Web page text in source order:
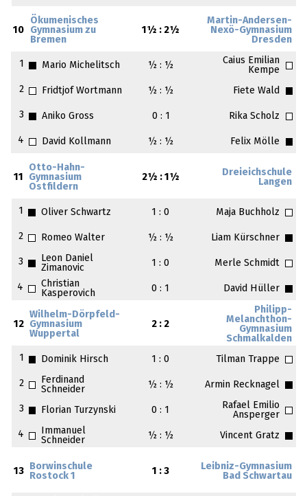
10
Ökumenisches
Gymnasium zu
Bremen
1½ : 2½
Martin-Andersen-
Nexö-Gymnasium
Dresden
1 Mario Michelitsch ½ : ½
Caius Emilian
Kempe
2
Fridtjof Wortmann ½ : ½ Fiete Wald
3 Aniko Gross 0 : 1 Rika Scholz
4 David Kollmann ½ : ½ Felix Mölle
11
Otto-Hahn-
Gymnasium
Ostfildern
2½ : 1½
Dreieichschule
Langen
1 Oliver Schwartz 1 : 0 Maja Buchholz
2 Romeo Walter ½ : ½ Liam Kürschner
3
Leon Daniel
Zimanovic
1 : 0 Merle Schmidt
4
Christian
Kasperovich
0 : 1 David Hüller
12
Wilhelm-Dörpfeld-
Gymnasium
Wuppertal
2 : 2
Philipp-
Melanchthon-
Gymnasium
Schmalkalden
1
Dominik Hirsch 1 : 0 Tilman Trappe
2
Ferdinand
Schneider
½ : ½ Armin Recknagel
3 Florian Turzynski 0 : 1
Rafael Emilio
Ansperger
4
Immanuel
Schneider
½ : ½ Vincent Gratz
13
Borwinschule
Rostock 1
1 : 3
Leibniz-Gymnasium
Bad Schwartau